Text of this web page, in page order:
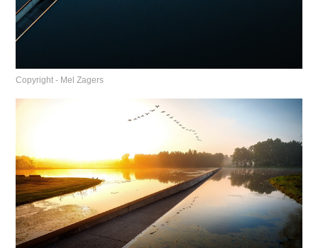
Copyright - Mel Zagers